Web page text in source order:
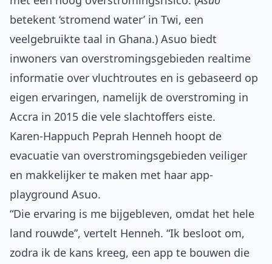
betekent ‘stromend water’ in Twi, een
veelgebruikte taal in Ghana.) Asuo biedt
inwoners van overstromingsgebieden realtime
informatie over vluchtroutes en is gebaseerd op
eigen ervaringen, namelijk de overstroming in
Accra in 2015 die vele slachtoffers eiste.
Karen-Happuch Peprah Henneh hoopt de
evacuatie van overstromingsgebieden veiliger
en makkelijker te maken met haar app-
playground Asuo.
“Die ervaring is me bijgebleven, omdat het hele
land rouwde”, vertelt Henneh. “Ik besloot om,
zodra ik de kans kreeg, een app te bouwen die